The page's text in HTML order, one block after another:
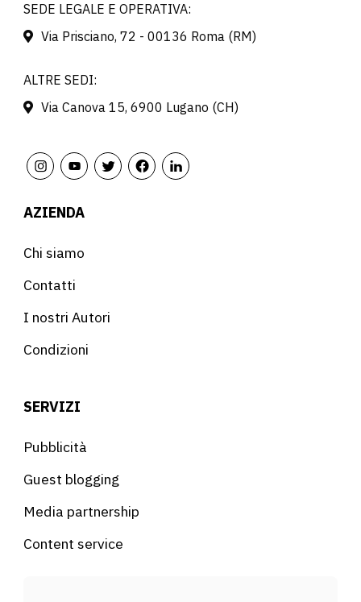
SEDE LEGALE E OPERATIVA:
Via Prisciano, 72 - 00136 Roma (RM)
ALTRE SEDI:
Via Canova 15, 6900 Lugano (CH)
AZIENDA
Chi siamo
Contatti
I nostri Autori
Condizioni
SERVIZI
Pubblicità
Guest blogging
Media partnership
Content service